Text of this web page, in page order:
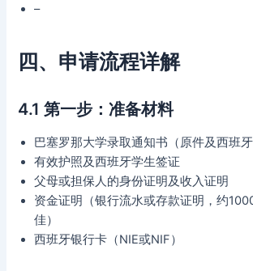
–
四、申请流程详解
4.1 第一步：准备材料
巴塞罗那大学录取通知书（原件及西班牙
有效护照及西班牙学生签证
父母或担保人的身份证明及收入证明
资金证明（银行流水或存款证明，约
佳）
西班牙银行卡（NIE或NIF）